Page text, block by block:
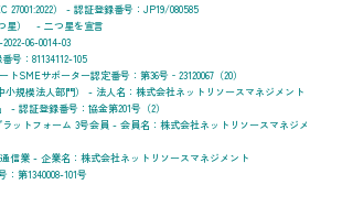
27001:2022） - 認証登録番号：JP19/080585
星） - 二つ星を宣言
06-0014-03
号：81134112-105
SMEサポーター認定番号：第36号‐23120067（20）
小規模法人部門） - 法人名：株式会社ネットリソースマネジメント
- 認証登録番号：協金第201号（2）
ットフォーム 3号会員 - 会員名：株式会社ネットリソースマネジメ
信業 - 企業名：株式会社ネットリソースマネジメント
第1340008-101号